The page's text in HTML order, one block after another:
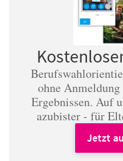
ohne
Ergebnissen. Auf
azubister - für
Jetzt